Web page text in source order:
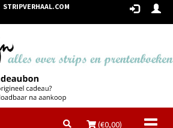
STRIPVERHAAL.COM
(€0,00)